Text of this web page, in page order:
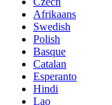
Afrikaans
Swedish
Polish
Basque
Catalan
Esperanto
Hindi
Lao